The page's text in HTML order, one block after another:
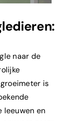
naar de
is
leeuwen en